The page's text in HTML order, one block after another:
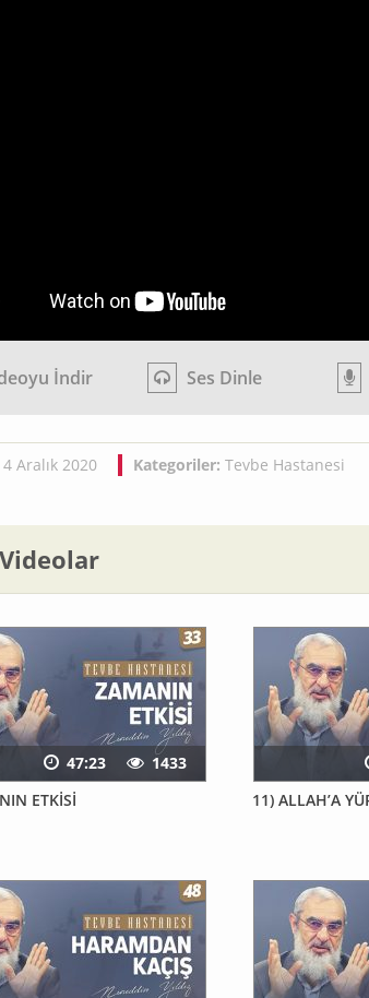
İndir Ses Dinle
4 Aralık 2020 Kategoriler: Tevbe Hastanesi
ETKİSİ
47:23
1433
11) ALLAH’A